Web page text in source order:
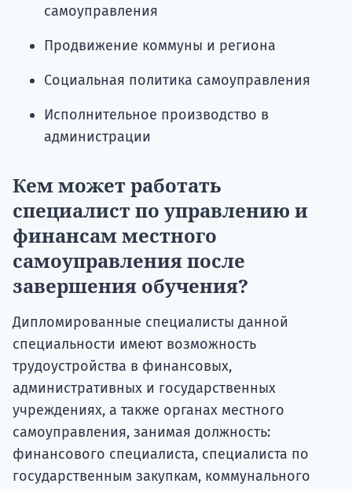
самоуправления
Продвижение коммуны и региона
Социальная политика самоуправления
Исполнительное производство в
администрации
Кем может работать
специалист по управлению и
финансам местного
самоуправления после
завершения обучения?
Дипломированные специалисты данной
специальности имеют возможность
трудоустройства в финансовых,
административных и государственных
учреждениях, а также органах местного
самоуправления, занимая должность:
финансового специалиста, специалиста по
государственным закупкам, коммунального